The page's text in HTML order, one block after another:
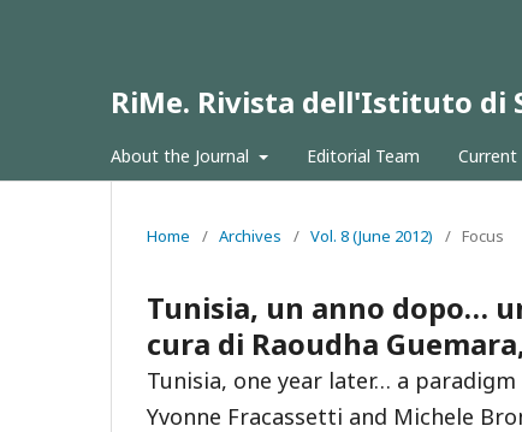
RiMe. Rivista dell'Istituto di
About the Journal Editorial Team Current
Home / Archives / Vol. 8 (June 2012) / Focus
Tunisia, un anno dopo…
cura di Raoudha
Tunisia, one year later… a
Yvonne Fracassetti and Michele